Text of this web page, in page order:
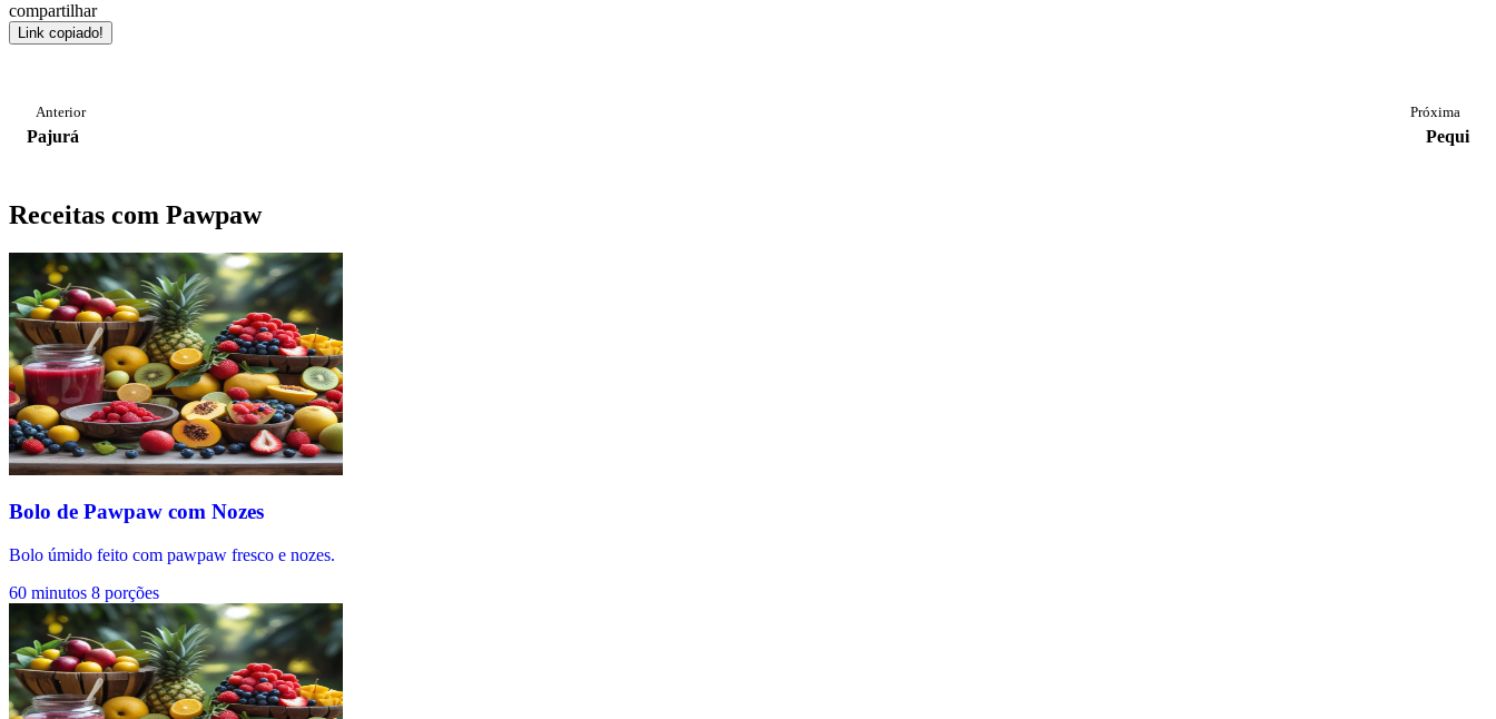
compartilhar
Link copiado!
Anterior
Pajurá
Próxima
Pequi
Receitas com Pawpaw
Bolo de Pawpaw com Nozes
Bolo úmido feito com pawpaw fresco e nozes.
60 minutos 8 porções